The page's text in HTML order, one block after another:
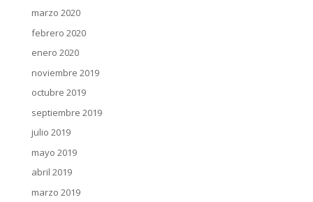
marzo 2020
febrero 2020
enero 2020
noviembre 2019
octubre 2019
septiembre 2019
julio 2019
mayo 2019
abril 2019
marzo 2019